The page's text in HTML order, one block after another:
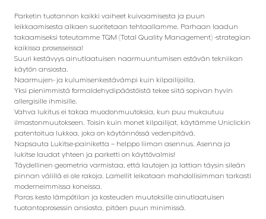
Parketin tuotannon kaikki vaiheet kuivaamisesta ja puun
leikkaamisesta alkaen suoritetaan tehtaallamme. Parhaan laadun
takaamiseksi toteutamme TQM (Total Quality Management) -strategian
kaikissa prosesseissa!
Suuri kestävyys ainutlaatuisen naarmuuntumisen estävän tekniikan
käytön ansiosta.
Naarmujen- ja kulumisenkestävämpi kuin kilpailijoilla.
Yksi pienimmistä formaldehydipäästöistä tekee siitä sopivan hyvin
allergisille ihmisille.
Vahva lukitus ei takaa muodonmuutoksia, kun puu mukautuu
ilmastonmuutokseen. Toisin kuin monet kilpailijat, käytämme Uniclickin
patentoitua lukkoa, joka on käytännössä vedenpitävä.
Napsauta Lukitse-painiketta – helppo liiman asennus. Asenna ja
lukitse laudat yhteen ja parketti on käyttövalmis!
Täydellinen geometria varmistaa, että lautojen ja lattian täysin sileän
pinnan välillä ei ole rakoja. Lamellit leikataan mahdollisimman tarkasti
moderneimmissa koneissa.
Paras kesto lämpötilan ja kosteuden muutoksille ainutlaatuisen
tuotantoprosessin ansiosta, pitäen puun minimissä.